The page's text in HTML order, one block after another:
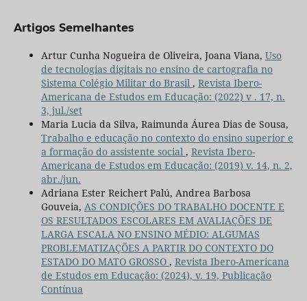
Artigos Semelhantes
Artur Cunha Nogueira de Oliveira, Joana Viana, Uso
de tecnologias digitais no ensino de cartografia no
Sistema Colégio Militar do Brasil , Revista Ibero-
Americana de Estudos em Educação: (2022) v . 17, n.
3, jul./set
Maria Lucia da Silva, Raimunda Áurea Dias de Sousa,
Trabalho e educação no contexto do ensino superior e
a formação do assistente social , Revista Ibero-
Americana de Estudos em Educação: (2019) v. 14, n. 2,
abr./jun.
Adriana Ester Reichert Palú, Andrea Barbosa
Gouveia, AS CONDIÇÕES DO TRABALHO DOCENTE E
OS RESULTADOS ESCOLARES EM AVALIAÇÕES DE
LARGA ESCALA NO ENSINO MÉDIO: ALGUMAS
PROBLEMATIZAÇÕES A PARTIR DO CONTEXTO DO
ESTADO DO MATO GROSSO , Revista Ibero-Americana
de Estudos em Educação: (2024), v. 19, Publicação
Contínua